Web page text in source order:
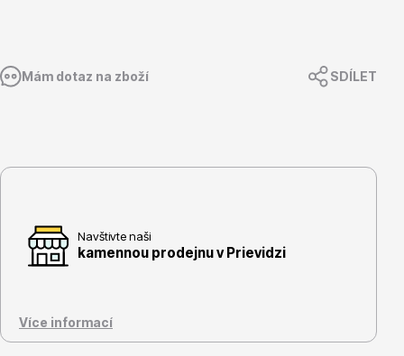
Mám dotaz na zboží SDÍLET
Navštivte naši
kamennou prodejnu v Prievidzi
Více informací